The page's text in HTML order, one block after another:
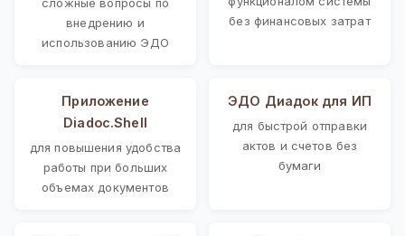
внедрению и
использованию ЭДО
без финансовых затрат
Приложение
Diadoc.Shell
для повышения удобства
работы при больших
объемах документов
ЭДО Диадок для ИП
для быстрой отправки
актов и счетов без
бумаги